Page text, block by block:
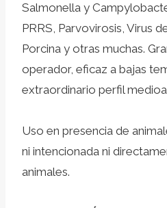
Salmonella y
PRRS, Parvovirosis, Virus
Porcina y otras muchas.
operador, eficaz a bajas
extraordinario perfil
Uso en presencia de
ni intencionada ni
animales.